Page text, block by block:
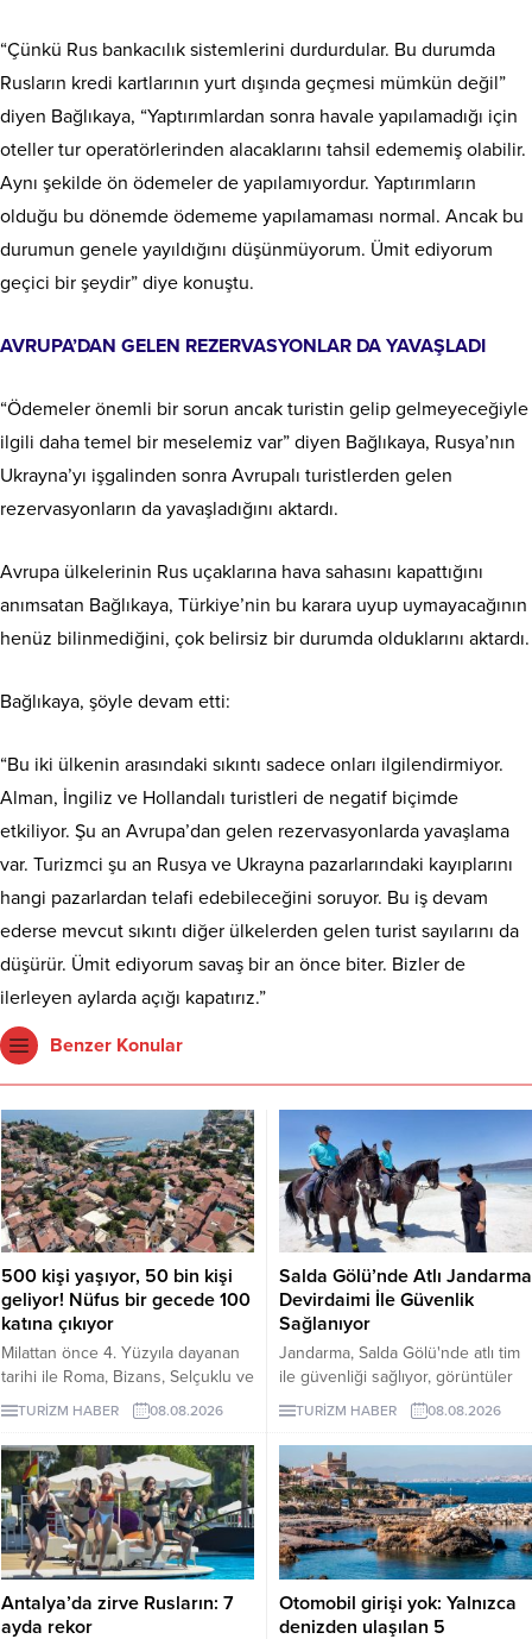
“Çünkü Rus bankacılık sistemlerini durdurdular. Bu durumda
Rusların kredi kartlarının yurt dışında geçmesi mümkün değil”
diyen Bağlıkaya, “Yaptırımlardan sonra havale yapılamadığı için
oteller tur operatörlerinden alacaklarını tahsil edememiş olabilir.
Aynı şekilde ön ödemeler de yapılamıyordur. Yaptırımların
olduğu bu dönemde ödememe yapılamaması normal. Ancak bu
durumun genele yayıldığını düşünmüyorum. Ümit ediyorum
geçici bir şeydir” diye konuştu.
AVRUPA’DAN GELEN REZERVASYONLAR DA YAVAŞLADI
“Ödemeler önemli bir sorun ancak turistin gelip gelmeyeceğiyle
ilgili daha temel bir meselemiz var” diyen Bağlıkaya, Rusya’nın
Ukrayna’yı işgalinden sonra Avrupalı turistlerden gelen
rezervasyonların da yavaşladığını aktardı.
Avrupa ülkelerinin Rus uçaklarına hava sahasını kapattığını
anımsatan Bağlıkaya, Türkiye’nin bu karara uyup uymayacağının
henüz bilinmediğini, çok belirsiz bir durumda olduklarını aktardı.
Bağlıkaya, şöyle devam etti:
“Bu iki ülkenin arasındaki sıkıntı sadece onları ilgilendirmiyor.
Alman, İngiliz ve Hollandalı turistleri de negatif biçimde
etkiliyor. Şu an Avrupa’dan gelen rezervasyonlarda yavaşlama
var. Turizmci şu an Rusya ve Ukrayna pazarlarındaki kayıplarını
hangi pazarlardan telafi edebileceğini soruyor. Bu iş devam
ederse mevcut sıkıntı diğer ülkelerden gelen turist sayılarını da
düşürür. Ümit ediyorum savaş bir an önce biter. Bizler de
ilerleyen aylarda açığı kapatırız.”
Benzer Konular
500 kişi yaşıyor, 50 bin kişi
geliyor! Nüfus bir gecede 100
katına çıkıyor
Milattan önce 4. Yüzyıla dayanan
tarihi ile Roma, Bizans, Selçuklu ve
Osmanlı dönemlerine ev sahipliği
yapan Antalya'nın turizm merkezi
Kaleiçi'nin yaklaşık 500 kişi olan
nüfusu özellikle yaz ayları ve
turizm döneminde 100 katına
çıkıyor.
TURİZM HABER 08.08.2026
Salda Gölü’nde Atlı Jandarma
Devirdaimi İle Güvenlik
Sağlanıyor
Jandarma, Salda Gölü'nde atlı tim
ile güvenliği sağlıyor, görüntüler
sosyal medyada yoğun ilgi gördü.
TURİZM HABER 08.08.2026
Antalya’da zirve Rusların: 7
ayda rekor
Otomobil girişi yok: Yalnızca
denizden ulaşılan 5